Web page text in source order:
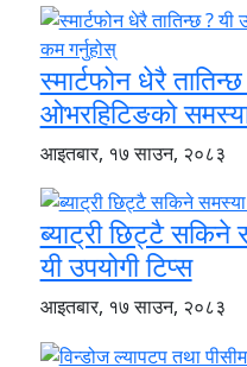
स्मार्टफोन धेरै
ओभरहिटिङको
आइतबार, १७ साउन, २०८३
ब्याट्री छिट्टै
यी उपयोगी टिप्स
आइतबार, १७ साउन, २०८३